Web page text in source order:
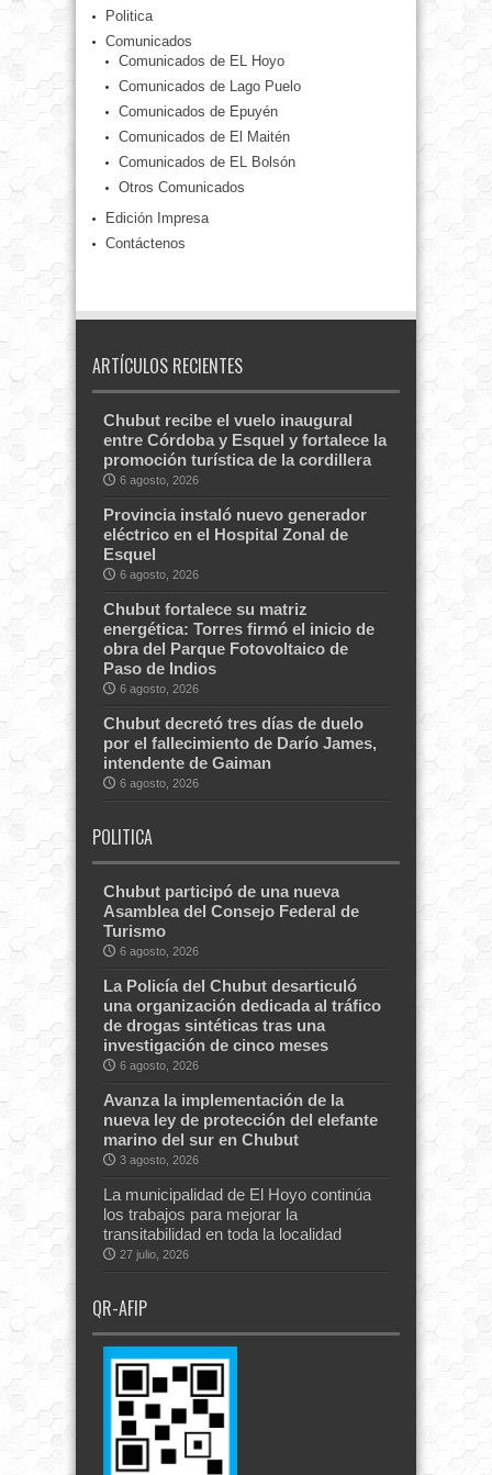
Politica
Comunicados
Comunicados de EL Hoyo
Comunicados de Lago Puelo
Comunicados de Epuyén
Comunicados de El Maitén
Comunicados de EL Bolsón
Otros Comunicados
Edición Impresa
Contáctenos
ARTÍCULOS RECIENTES
Chubut recibe el vuelo inaugural
entre Córdoba y Esquel y fortalece la
promoción turística de la cordillera
6 agosto, 2026
Provincia instaló nuevo generador
eléctrico en el Hospital Zonal de
Esquel
6 agosto, 2026
Chubut fortalece su matriz
energética: Torres firmó el inicio de
obra del Parque Fotovoltaico de
Paso de Indios
6 agosto, 2026
Chubut decretó tres días de duelo
por el fallecimiento de Darío James,
intendente de Gaiman
6 agosto, 2026
POLITICA
Chubut participó de una nueva
Asamblea del Consejo Federal de
Turismo
6 agosto, 2026
La Policía del Chubut desarticuló
una organización dedicada al tráfico
de drogas sintéticas tras una
investigación de cinco meses
6 agosto, 2026
Avanza la implementación de la
nueva ley de protección del elefante
marino del sur en Chubut
3 agosto, 2026
La municipalidad de El Hoyo continúa
los trabajos para mejorar la
transitabilidad en toda la localidad
27 julio, 2026
QR-AFIP